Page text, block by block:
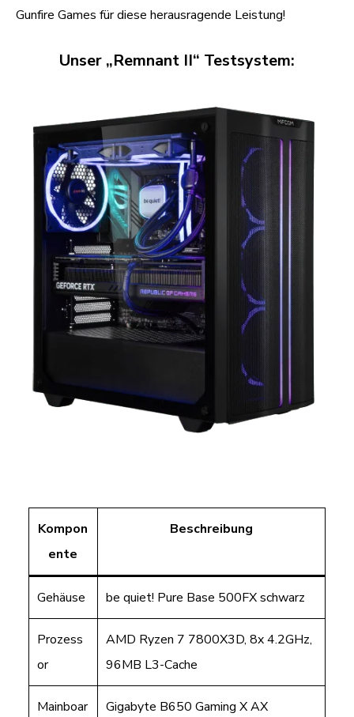
Gunfire Games für diese herausragende Leistung!
Unser „Remnant II“ Testsystem:
Kompon
ente
Beschreibung
Gehäuse be quiet! Pure Base 500FX schwarz
Prozess
or
AMD Ryzen 7 7800X3D, 8x 4.2GHz,
96MB L3-Cache
Mainboar
Gigabyte B650 Gaming X AX